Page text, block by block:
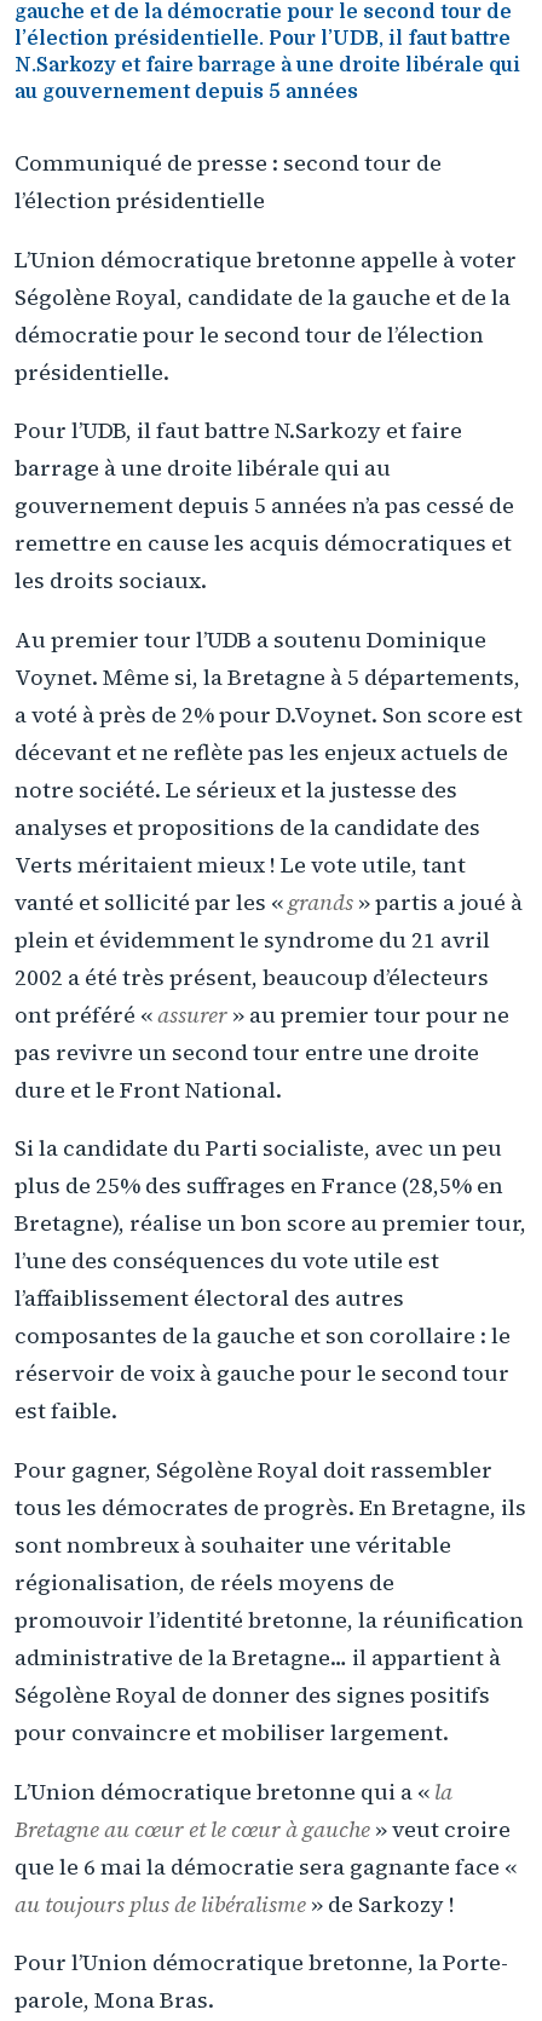
gauche et de la démocratie pour le second tour de
l’élection présidentielle. Pour l’UDB, il faut battre
N.Sarkozy et faire barrage à une droite libérale qui
au gouvernement depuis 5 années
Communiqué de presse : second tour de
l’élection présidentielle
L’Union démocratique bretonne appelle à voter
Ségolène Royal, candidate de la gauche et de la
démocratie pour le second tour de l’élection
présidentielle.
Pour l’UDB, il faut battre N.Sarkozy et faire
barrage à une droite libérale qui au
gouvernement depuis 5 années n’a pas cessé de
remettre en cause les acquis démocratiques et
les droits sociaux.
Au premier tour l’UDB a soutenu Dominique
Voynet. Même si, la Bretagne à 5 départements,
a voté à près de 2% pour D.Voynet. Son score est
décevant et ne reflète pas les enjeux actuels de
notre société. Le sérieux et la justesse des
analyses et propositions de la candidate des
Verts méritaient mieux ! Le vote utile, tant
vanté et sollicité par les « grands » partis a joué à
plein et évidemment le syndrome du 21 avril
2002 a été très présent, beaucoup d’électeurs
ont préféré «assurer » au premier tour pour ne
pas revivre un second tour entre une droite
dure et le Front National.
Si la candidate du Parti socialiste, avec un peu
plus de 25% des suffrages en France (28,5% en
Bretagne), réalise un bon score au premier tour,
l’une des conséquences du vote utile est
l’affaiblissement électoral des autres
composantes de la gauche et son corollaire : le
réservoir de voix à gauche pour le second tour
est faible.
Pour gagner, Ségolène Royal doit rassembler
tous les démocrates de progrès. En Bretagne, ils
sont nombreux à souhaiter une véritable
régionalisation, de réels moyens de
promouvoir l’identité bretonne, la réunification
administrative de la Bretagne… il appartient à
Ségolène Royal de donner des signes positifs
pour convaincre et mobiliser largement.
L’Union démocratique bretonne qui a « la
Bretagne au cœur et le cœur à gauche » veut croire
que le 6 mai la démocratie sera gagnante face «
au toujours plus de libéralisme » de Sarkozy !
Pour l’Union démocratique bretonne, la Porte-
parole, Mona Bras.